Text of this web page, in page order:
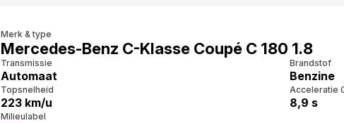
Merk & type
Mercedes-Benz C-Klasse Coupé C 180 1.8
Transmissie
Automaat
Brandstof
Benzine
Topsnelheid
223 km/u
Acceleratie
8,9 s
Milieulabel